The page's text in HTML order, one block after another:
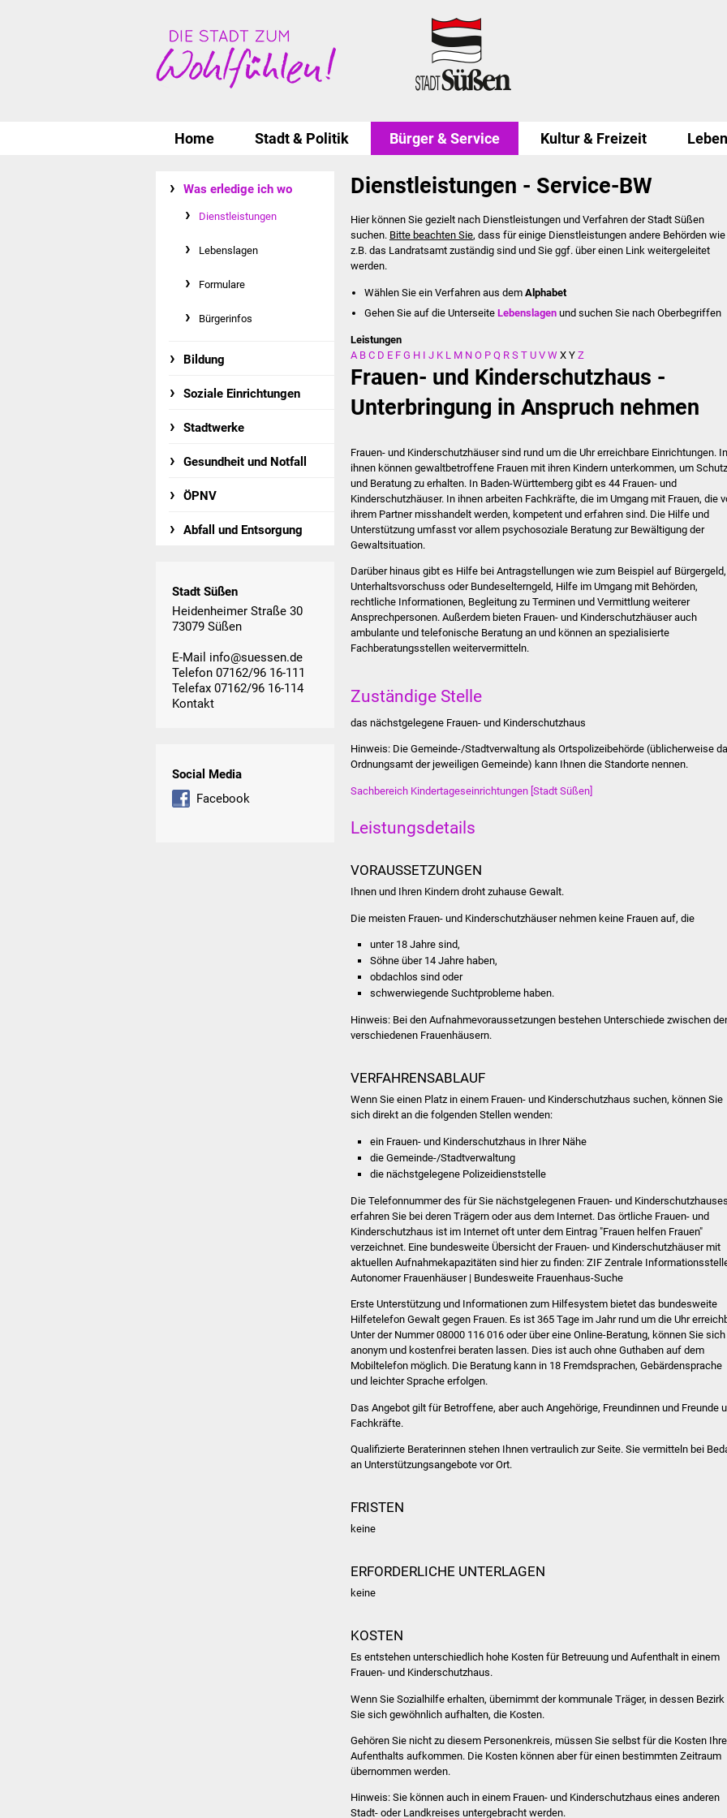
Home Stadt & Politik Bürger & Service Kultur & Freizeit
Was erledige ich wo
Dienstleistungen
Lebenslagen
Formulare
Bürgerinfos
Bildung
Soziale Einrichtungen
Stadtwerke
Gesundheit und Notfall
ÖPNV
Abfall und Entsorgung
Stadt Süßen
Heidenheimer Straße 30
73079 Süßen
E-Mail info@suessen.de
Telefon 07162/96 16-111
Telefax 07162/96 16-114
Kontakt
Social Media
Facebook
Dienstleistungen - Service-BW
Hier können Sie gezielt nach Dienstleistungen und Verfahren der Stadt Süßen
suchen. Bitte beachten Sie, dass für einige Dienstleistungen andere Behörden wie
z.B. das Landratsamt zuständig sind und Sie ggf. über einen Link weitergeleitet
werden.
Wählen Sie ein Verfahren aus dem Alphabet
Gehen Sie auf die UnterseiteLebenslagen und suchen Sie nach Oberbegriffen
Leistungen
A B C D E F G H I J K L M N O P Q R S T U V W X Y Z
Frauen- und Kinderschutzhaus -
Unterbringung in Anspruch nehmen
Frauen- und Kinderschutzhäuser sind rund um die Uhr erreichbare Einrichtungen. In
ihnen können gewaltbetroffene Frauen mit ihren Kindern unterkommen, um Schutz
und Beratung zu erhalten. In Baden-Württemberg gibt es 44 Frauen- und
Kinderschutzhäuser. In ihnen arbeiten Fachkräfte, die im Umgang mit Frauen, die
ihrem Partner misshandelt werden, kompetent und erfahren sind. Die Hilfe und
Unterstützung umfasst vor allem psychosoziale Beratung zur Bewältigung der
Gewaltsituation.
Darüber hinaus gibt es Hilfe bei Antragstellungen wie zum Beispiel auf Bürgergeld,
Unterhaltsvorschuss oder Bundeselterngeld, Hilfe im Umgang mit Behörden,
rechtliche Informationen, Begleitung zu Terminen und Vermittlung weiterer
Ansprechpersonen. Außerdem bieten Frauen- und Kinderschutzhäuser auch
ambulante und telefonische Beratung an und können an spezialisierte
Fachberatungsstellen weitervermitteln.
Zuständige Stelle
das nächstgelegene Frauen- und Kinderschutzhaus
Hinweis: Die Gemeinde-/Stadtverwaltung als Ortspolizeibehörde (üblicherweise
Ordnungsamt der jeweiligen Gemeinde) kann Ihnen die Standorte nennen.
Sachbereich Kindertageseinrichtungen [Stadt Süßen]
Leistungsdetails
VORAUSSETZUNGEN
Ihnen und Ihren Kindern droht zuhause Gewalt.
Die meisten Frauen- und Kinderschutzhäuser nehmen keine Frauen auf, die
unter 18 Jahre sind,
Söhne über 14 Jahre haben,
obdachlos sind oder
schwerwiegende Suchtprobleme haben.
Hinweis: Bei den Aufnahmevoraussetzungen bestehen Unterschiede zwischen
verschiedenen Frauenhäusern.
VERFAHRENSABLAUF
Wenn Sie einen Platz in einem Frauen- und Kinderschutzhaus suchen, können Sie
sich direkt an die folgenden Stellen wenden:
ein Frauen- und Kinderschutzhaus in Ihrer Nähe
die Gemeinde-/Stadtverwaltung
die nächstgelegene Polizeidienststelle
Die Telefonnummer des für Sie nächstgelegenen Frauen- und
erfahren Sie bei deren Trägern oder aus dem Internet. Das örtliche Frauen- und
Kinderschutzhaus ist im Internet oft unter dem Eintrag "Frauen helfen Frauen"
verzeichnet. Eine bundesweite Übersicht der Frauen- und Kinderschutzhäuser mit
aktuellen Aufnahmekapazitäten sind hier zu finden: ZIF Zentrale
Autonomer Frauenhäuser | Bundesweite Frauenhaus-Suche
Erste Unterstützung und Informationen zum Hilfesystem bietet das bundesweite
Hilfetelefon Gewalt gegen Frauen. Es ist 365 Tage im Jahr rund um die Uhr
Unter der Nummer 08000 116 016 oder über eine Online-Beratung, können Sie sich
anonym und kostenfrei beraten lassen. Dies ist auch ohne Guthaben auf dem
Mobiltelefon möglich. Die Beratung kann in 18 Fremdsprachen, Gebärdensprache
und leichter Sprache erfolgen.
Das Angebot gilt für Betroffene, aber auch Angehörige, Freundinnen und Freunde
Fachkräfte.
Qualifizierte Beraterinnen stehen Ihnen vertraulich zur Seite. Sie vermitteln bei
an Unterstützungsangebote vor Ort.
FRISTEN
keine
ERFORDERLICHE UNTERLAGEN
keine
KOSTEN
Es entstehen unterschiedlich hohe Kosten für Betreuung und Aufenthalt in einem
Frauen- und Kinderschutzhaus.
Wenn Sie Sozialhilfe erhalten, übernimmt der kommunale Träger, in dessen Bezirk
Sie sich gewöhnlich aufhalten, die Kosten.
Gehören Sie nicht zu diesem Personenkreis, müssen Sie selbst für die Kosten
Aufenthalts aufkommen. Die Kosten können aber für einen bestimmten Zeitraum
übernommen werden.
Hinweis: Sie können auch in einem Frauen- und Kinderschutzhaus eines anderen
Stadt- oder Landkreises untergebracht werden.